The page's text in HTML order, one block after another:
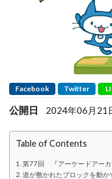
Facebook Twitter
公開日 2024年06月21
Table of Contents
第77回 『アーケードアーカ
道が敷かれたブロックを動か